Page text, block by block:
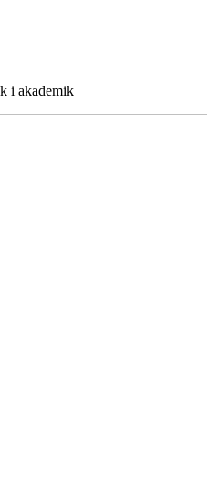
i akademik